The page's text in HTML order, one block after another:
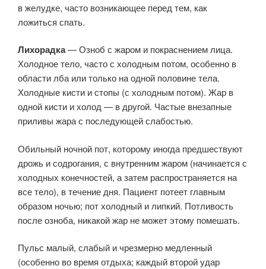
в желудке, часто возникающее перед тем, как
ложиться спать.
Лихорадка— Озноб с жаром и покраснением лица.
Холодное тело, часто с холодным потом, особенно в
области лба или только на одной половине тела.
Холодные кисти и стопы (с холодным потом). Жар в
одной кисти и холод — в другой. Частые внезапные
приливы жара с последующей слабостью.
Обильный ночной пот, которому иногда предшествуют
дрожь и содрогания, с внутренним жаром (начинается с
холодных конечностей, а затем распространяется на
все тело), в течение дня. Пациент потеет главным
образом ночью; пот холодный и липкий. Потливость
после озноба, никакой жар не может этому помешать.
Пульс малый, слабый и чрезмерно медленный
(особенно во время отдыха; каждый второй удар